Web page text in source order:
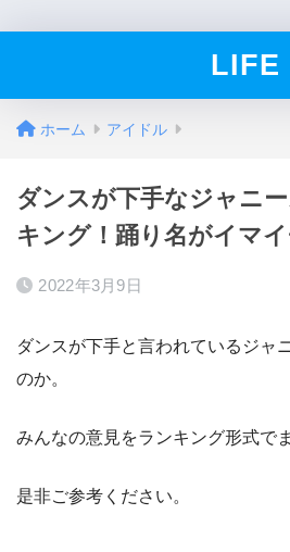
LIFE
ホーム アイドル
ダンスが下手なジャニ
キング！踊り名がイマ
2022年3月9日
ダンスが下手と言われているジャ
のか。
みんなの意見をランキング形式で
是非ご参考ください。